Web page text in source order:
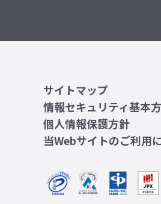
サイトマップ
情報セキュリティ基本
個人情報保護方針
当Webサイトのご利用